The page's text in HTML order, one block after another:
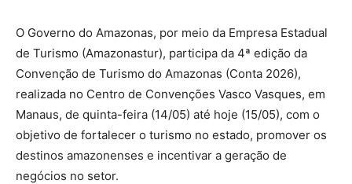
O Governo do Amazonas, por meio da Empresa Estadual
de Turismo (Amazonastur), participa da 4ª edição da
Convenção de Turismo do Amazonas (Conta 2026),
realizada no Centro de Convenções Vasco Vasques, em
Manaus, de quinta-feira (14/05) até hoje (15/05), com o
objetivo de fortalecer o turismo no estado, promover os
destinos amazonenses e incentivar a geração de
negócios no setor.